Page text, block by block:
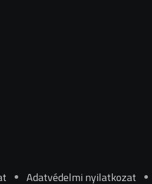
Adatvédelmi nyilatkozat